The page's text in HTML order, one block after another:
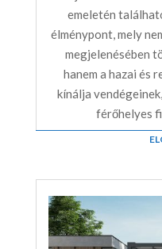
emeletén
élménypont, mely
megjelenésében
hanem a hazai és
kínálja
férőhelyes